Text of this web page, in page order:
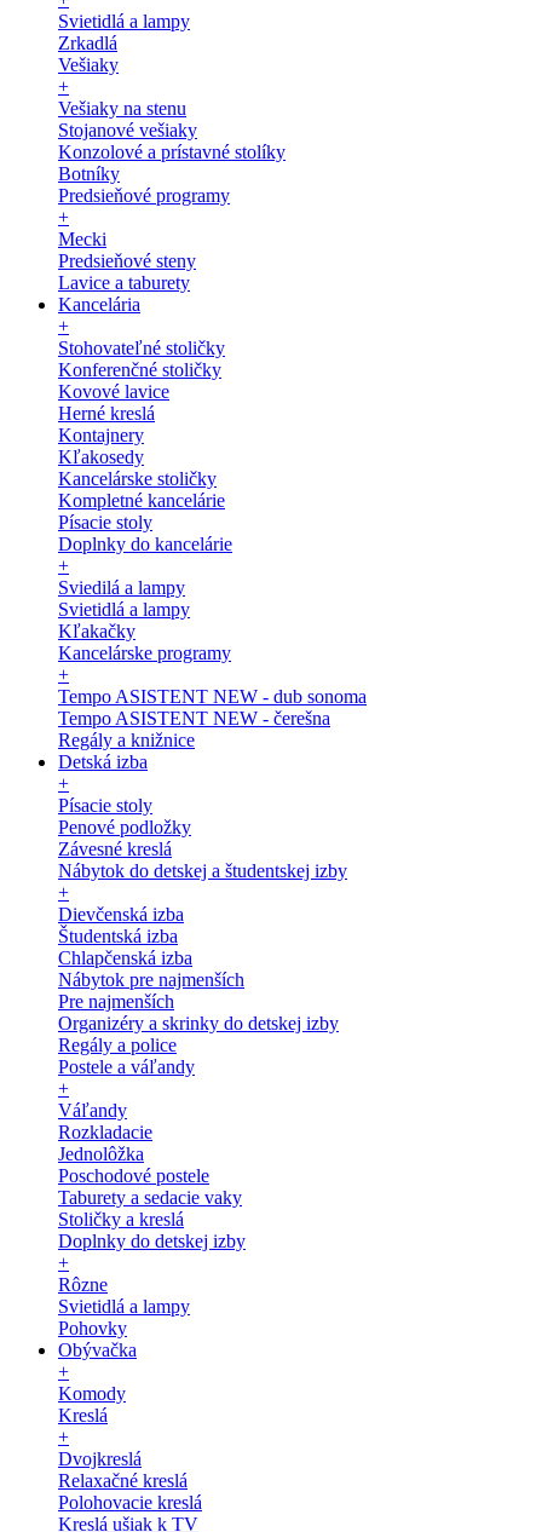
Svietidlá a lampy
Zrkadlá
Vešiaky
+
Vešiaky na stenu
Stojanové vešiaky
Konzolové a prístavné stolíky
Botníky
Predsieňové programy
+
Mecki
Predsieňové steny
Lavice a taburety
Kancelária
+
Stohovateľné stoličky
Konferenčné stoličky
Kovové lavice
Herné kreslá
Kontajnery
Kľakosedy
Kancelárske stoličky
Kompletné kancelárie
Písacie stoly
Doplnky do kancelárie
+
Sviedilá a lampy
Svietidlá a lampy
Kľakačky
Kancelárske programy
+
Tempo ASISTENT NEW - dub sonoma
Tempo ASISTENT NEW - čerešna
Regály a knižnice
Detská izba
+
Písacie stoly
Penové podložky
Závesné kreslá
Nábytok do detskej a študentskej izby
+
Dievčenská izba
Študentská izba
Chlapčenská izba
Nábytok pre najmenších
Pre najmenších
Organizéry a skrinky do detskej izby
Regály a police
Postele a váľandy
+
Váľandy
Rozkladacie
Jednolôžka
Poschodové postele
Taburety a sedacie vaky
Stoličky a kreslá
Doplnky do detskej izby
+
Rôzne
Svietidlá a lampy
Pohovky
Obývačka
+
Komody
Kreslá
+
Dvojkreslá
Relaxačné kreslá
Polohovacie kreslá
Kreslá ušiak k TV